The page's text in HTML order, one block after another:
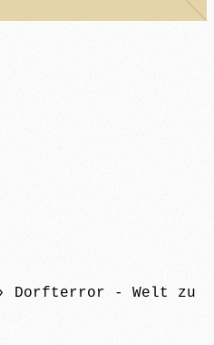
Dorfterror - Welt zu